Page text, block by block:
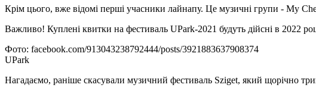
Крім цього, вже відомі перші учасники лайнапу. Це музичні групи - My
Важливо! Куплені квитки на фестиваль UPark-2021 будуть дійсні в 2022
Фото: facebook.com/913043238792444/posts/3921883637908374
UPark
Нагадаємо, раніше скасували музичний фестиваль Sziget, який щорічно